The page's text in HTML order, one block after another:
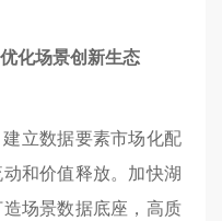
化场景创新生态
建立数据要素市场化配
和价值释放。加快湖
场景数据底座，高质